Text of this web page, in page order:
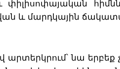
և մարդկային
նա երբեք